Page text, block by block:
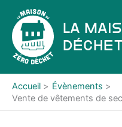
contenu
La
Déchet
Accueil
Évènements
Vente de vêtements de